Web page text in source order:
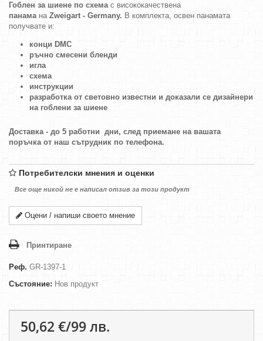
Гоблен за шиене по схемас висококачествена
панамана Zweigart - Germany. В комплекта, освен панамата
получвате и:
конци DMC
ръчно смесени бленди
игла
схема
инструкции
разработка от световно известни и доказали се дизайнери
на гоблени за шиене
Доставка - до 5 работни дни, след приемане на вашата
поръчка от наш сътрудник по телефона.
Потребителски мнения и оценки
Все още никой не е написал отзив за този продукт
Оцени / напиши своето мнение
Принтиране
Реф. GR-1397-1
Състояние: Нов продукт
50,62 €/99 лв.